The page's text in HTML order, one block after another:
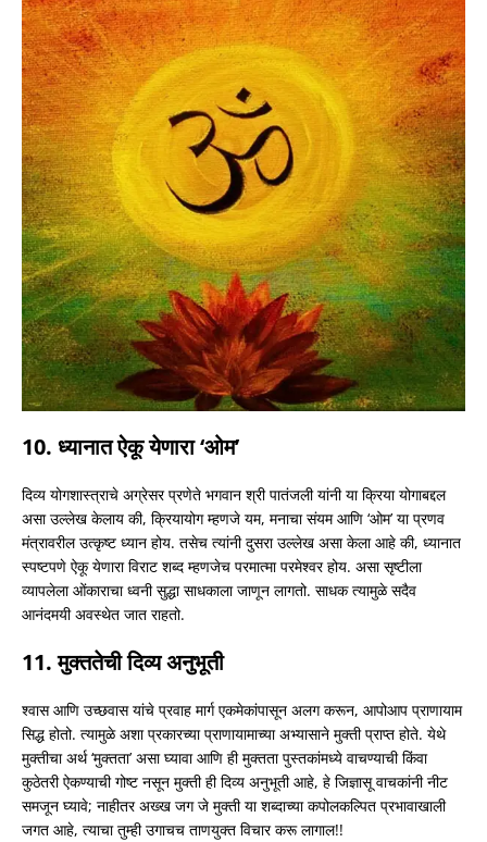
10. ध्यानात ऐकू येणारा ‘ओम’
दिव्य योगशास्त्राचे अग्रेसर प्रणेते भगवान श्री पातंजली यांनी या क्रिया योगाबद्दल
असा उल्लेख केलाय की, क्रियायोग म्हणजे यम, मनाचा संयम आणि ‘ओम’ या प्रणव
मंत्रावरील उत्कृष्ट ध्यान होय. तसेच त्यांनी दुसरा उल्लेख असा केला आहे की, ध्यानात
स्पष्टपणे ऐकू येणारा विराट शब्द म्हणजेच परमात्मा परमेश्वर होय. असा सृष्टीला
व्यापलेला ओंकाराचा ध्वनी सुद्धा साधकाला जाणून लागतो. साधक त्यामुळे सदैव
आनंदमयी अवस्थेत जात राहतो.
11. मुक्ततेची दिव्य अनुभूती
श्वास आणि उच्छवास यांचे प्रवाह मार्ग एकमेकांपासून अलग करून, आपोआप प्राणायाम
सिद्ध होतो. त्यामुळे अशा प्रकारच्या प्राणायामाच्या अभ्यासाने मुक्ती प्राप्त होते. येथे
मुक्तीचा अर्थ ‘मुक्तता’ असा घ्यावा आणि ही मुक्तता पुस्तकांमध्ये वाचण्याची किंवा
कुठेतरी ऐकण्याची गोष्ट नसून मुक्ती ही दिव्य अनुभूती आहे, हे जिज्ञासू वाचकांनी नीट
समजून घ्यावे; नाहीतर अख्ख जग जे मुक्ती या शब्दाच्या कपोलकल्पित प्रभावाखाली
जगत आहे, त्याचा तुम्ही उगाचच ताणयुक्त विचार करू लागाल!!